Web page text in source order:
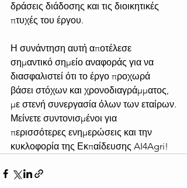
δράσεις διάδοσης και τις διοικητικές
πτυχές του έργου.
Η συνάντηση αυτή αποτέλεσε
σημαντικό σημείο αναφοράς για να
διασφαλιστεί ότι το έργο προχωρά
βάσει στόχων και χρονοδιαγράμματος,
με στενή συνεργασία όλων των εταίρων.
Μείνετε συντονισμένοι για
περισσότερες ενημερώσεις και την
κυκλοφορία της Εκπαίδευσης AI4Agri!